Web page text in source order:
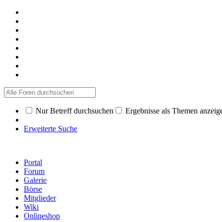
Nur Betreff durchsuchen Ergebnisse als Themen
Erweiterte Suche
Portal
Forum
Galerie
Börse
Mitglieder
Wiki
Onlineshop